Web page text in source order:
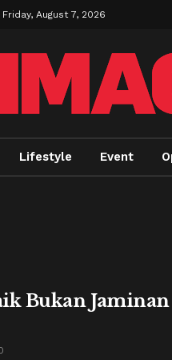
Friday, August 7, 2026
Lifestyle Event
Bukan Jaminan